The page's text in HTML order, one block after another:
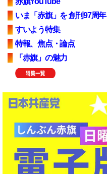
いま「赤旗」を 創刊97周年
すいよう特集
特報、焦点・論点
「赤旗」の魅力